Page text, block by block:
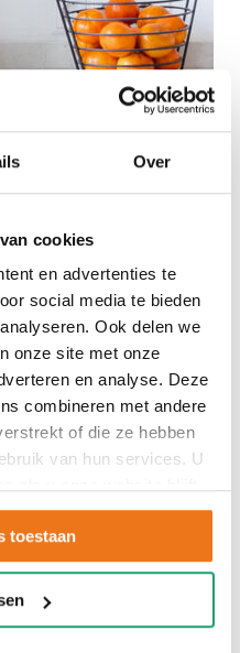
Over
cookies
en advertenties te
social media te bieden
Ook delen we
onze site met onze
en analyse. Deze
combineren met andere
of die ze hebben
van hun services. U
toestaan